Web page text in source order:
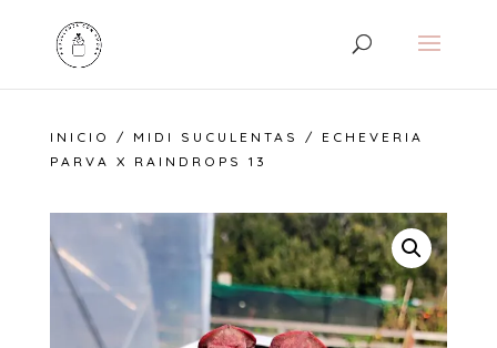
INICIO / MIDI SUCULENTAS
/ ECHEVERIA
PARVA X RAINDROPS 13